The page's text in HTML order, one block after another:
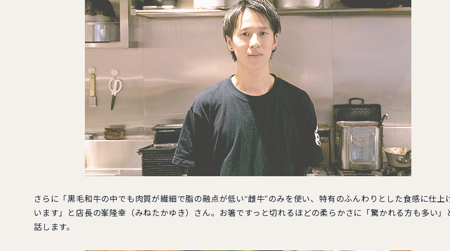
さらに「黒毛和牛の中でも肉質が繊細で脂の融点が低い“雌牛”のみを使い、特有のふんわりとした食感に仕上
います」と店長の峯隆幸（みねたかゆき）さん。お箸ですっと切れるほどの柔らかさに「驚かれる方も多い」
話します。